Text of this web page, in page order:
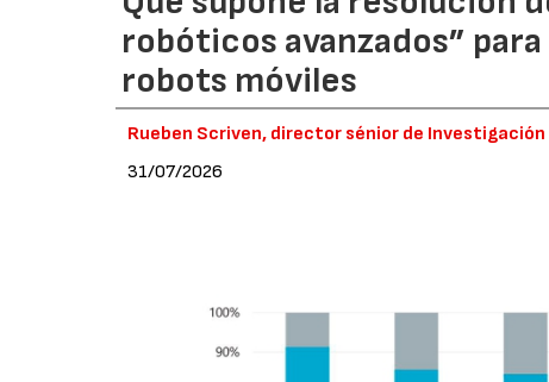
robóticos avanzados”
robots móviles
Rueben Scriven, director sénior de Investigación
31/07/2026